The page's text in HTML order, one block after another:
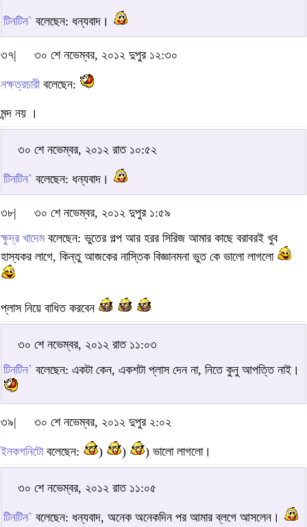
টিনটিন` বলেছেন: ধন্যবাদ।
৩৭| ৩০ শে নভেম্বর, ২০১২ দুপুর ১২:৩০
নক্ষত্রচারীবলেছেন:
মন্দ নয় ।
৩০ শে নভেম্বর, ২০১২ রাত ১০:৫২
টিনটিন` বলেছেন: ধন্যবাদ।
৩৮|
৩০ শে নভেম্বর, ২০১২ দুপুর ১:৫৯
ক্ষুদ্র খাদেমবলেছেন: ভুতের গল্প আর হরর সিরিজ আমার কাছে বরাবরই খুব
হাস্যকর লাগে, কিন্তু আজকের নাস্তিক বিজ্ঞানমনা ভুত কে ভালো লাগলো
প্লাস নিয়ে বাধিত করবেন
৩০ শে নভেম্বর, ২০১২ রাত ১১:০৩
টিনটিন` বলেছেন: একটা কেন, একশটা প্লাস দেন না, নিতে কুনু আপত্তি নাই।
৩৯| ৩০ শে নভেম্বর, ২০১২ দুপুর ২:০২
ইনকগনিটোবলেছেন: ) ) ) ভালো লাগলো।
৩০ শে নভেম্বর, ২০১২ রাত ১১:০৫
টিনটিন` বলেছেন: ধন্যবাদ, অনেক অনেকদিন পর আমার ব্লগে আসলেন।